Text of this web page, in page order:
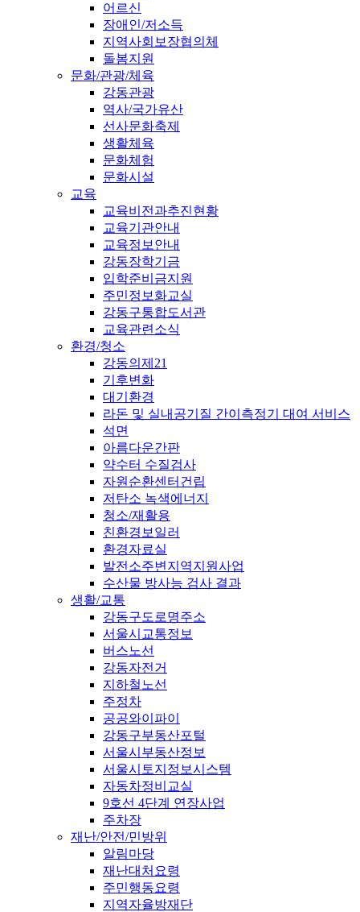
어르신
장애인/저소득
지역사회보장협의체
돌봄지원
문화/관광/체육
강동관광
역사/국가유산
선사문화축제
생활체육
문화체험
문화시설
교육
교육비전과추진현황
교육기관안내
교육정보안내
강동장학기금
입학준비금지원
주민정보화교실
강동구통합도서관
교육관련소식
환경/청소
강동의제21
기후변화
대기환경
라돈 및 실내공기질 간이측정기 대여 서비스
석면
아름다운간판
약수터 수질검사
자원순환센터건립
저탄소 녹색에너지
청소/재활용
친환경보일러
환경자료실
발전소주변지역지원사업
수산물 방사능 검사 결과
생활/교통
강동구도로명주소
서울시교통정보
버스노선
강동자전거
지하철노선
주정차
공공와이파이
강동구부동산포털
서울시부동산정보
서울시토지정보시스템
자동차정비교실
9호선 4단계 연장사업
주차장
재난/안전/민방위
알림마당
재난대처요령
주민행동요령
지역자율방재단